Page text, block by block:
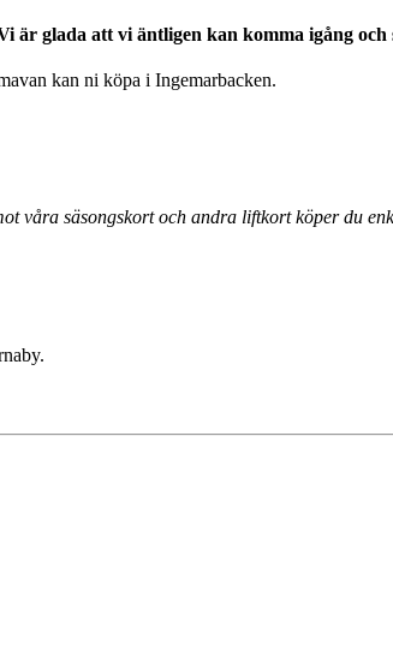
är glada att vi äntligen kan komma igång
kan ni köpa i Ingemarbacken.
våra säsongskort och andra liftkort köper du